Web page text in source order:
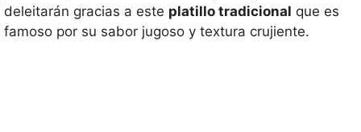
deleitarán gracias a este platillo tradicional que es
famoso por su sabor jugoso y textura crujiente.